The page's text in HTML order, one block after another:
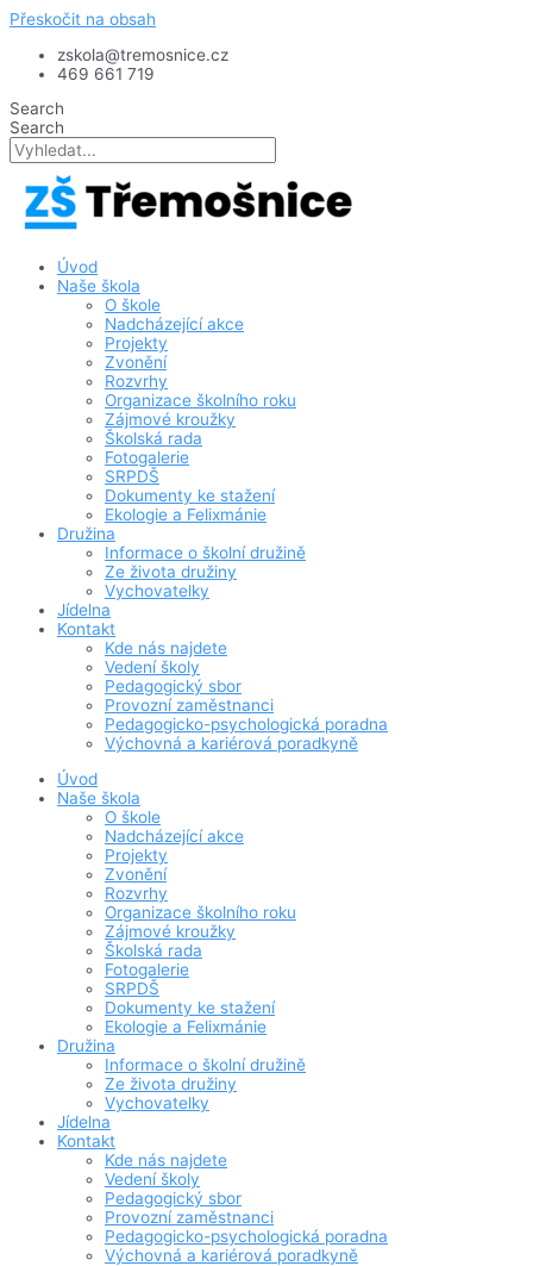
Přeskočit na obsah
zskola@tremosnice.cz
469 661 719
Search
Search
Úvod
Naše škola
O škole
Nadcházející akce
Projekty
Zvonění
Rozvrhy
Organizace školního roku
Zájmové kroužky
Školská rada
Fotogalerie
SRPDŠ
Dokumenty ke stažení
Ekologie a Felixmánie
Družina
Informace o školní družině
Ze života družiny
Vychovatelky
Jídelna
Kontakt
Kde nás najdete
Vedení školy
Pedagogický sbor
Provozní zaměstnanci
Pedagogicko-psychologická poradna
Výchovná a kariérová poradkyně
Úvod
Naše škola
O škole
Nadcházející akce
Projekty
Zvonění
Rozvrhy
Organizace školního roku
Zájmové kroužky
Školská rada
Fotogalerie
SRPDŠ
Dokumenty ke stažení
Ekologie a Felixmánie
Družina
Informace o školní družině
Ze života družiny
Vychovatelky
Jídelna
Kontakt
Kde nás najdete
Vedení školy
Pedagogický sbor
Provozní zaměstnanci
Pedagogicko-psychologická poradna
Výchovná a kariérová poradkyně